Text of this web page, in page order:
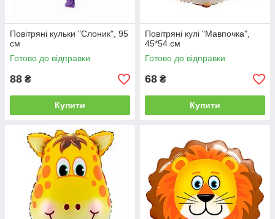
Повітряні кульки "Слоник", 95
см
Готово до відправки
88 ₴
Купити
Повітряні кулі "Мавпочка",
45*54 см
Готово до відправки
68 ₴
Купити